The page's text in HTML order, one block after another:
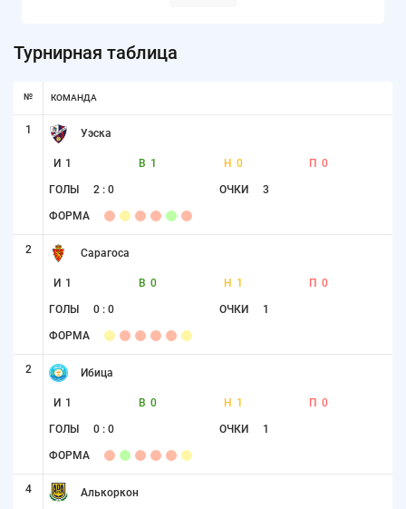
Турнирная таблица
№ КОМАНДА
1 Уэска
И 1 В 1 Н 0 П 0
ГОЛЫ 2 : 0 ОЧКИ 3
ФОРМА
2 Сарагоса
И 1 В 0 Н 1 П 0
ГОЛЫ 0 : 0 ОЧКИ 1
ФОРМА
2 Ибица
И 1 В 0 Н 1 П 0
ГОЛЫ 0 : 0 ОЧКИ 1
ФОРМА
4 Алькоркон